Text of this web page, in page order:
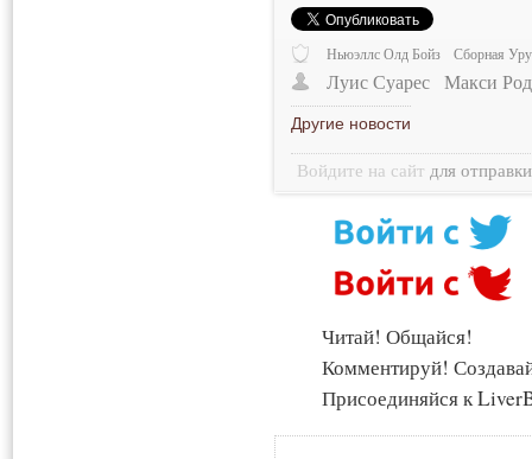
Ньюэллс Олд Бойз Сборная
Луис Суарес Макси
Другие новости
Войдите на сайт для
Читай! Общайся!
Комментируй!
Присоединяйся к